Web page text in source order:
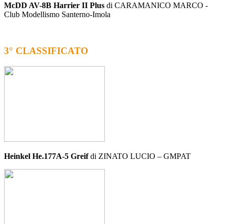
McDD AV-8B Harrier II Plus di CARAMANICO MARCO -
Club Modellismo Santerno-Imola
3° CLASSIFICATO
Heinkel He.177A-5 Greifdi ZINATO LUCIO – GMPAT